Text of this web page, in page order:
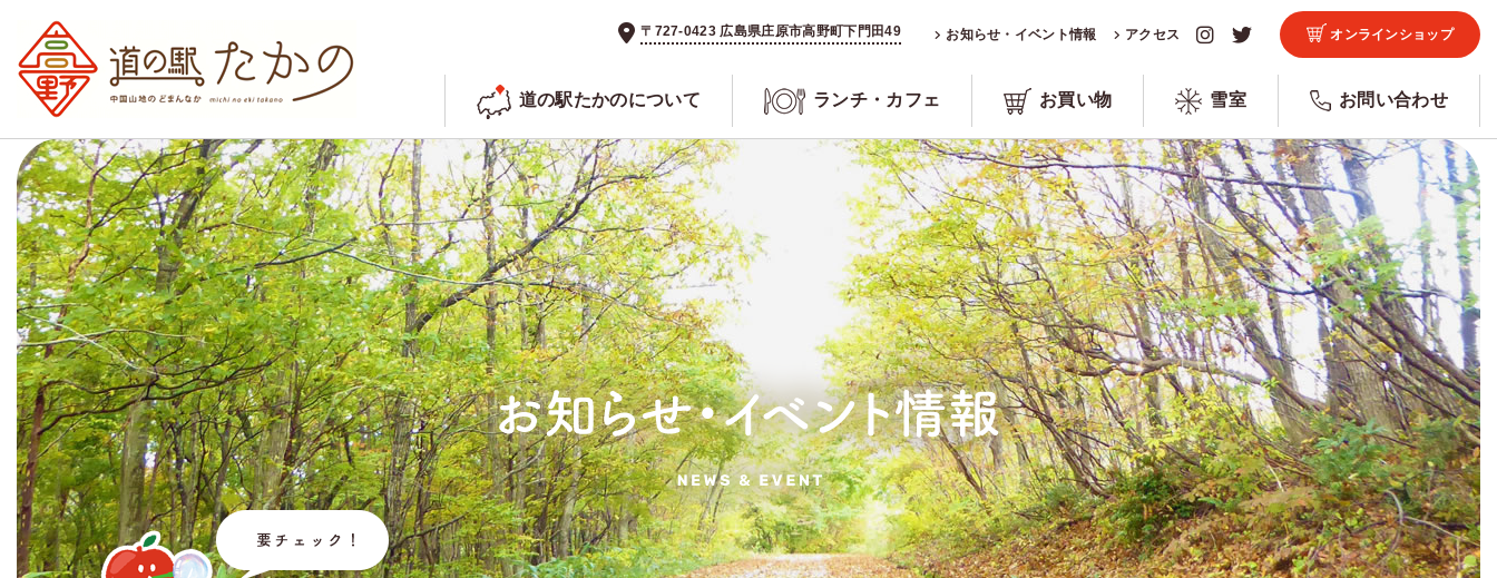
〒727-0423 広島県庄原市高野町下門田49 お知らせ・イベント情報 アクセス オンラインショップ
道の駅たかのについて ランチ・カフェ お買い物 雪室 お問い合わせ